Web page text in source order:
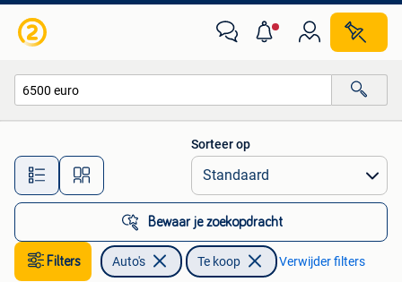
Alle afstanden…
Sorteer op
Bewaar je zoekopdracht
Filters Auto's Te koop Verwijder filters